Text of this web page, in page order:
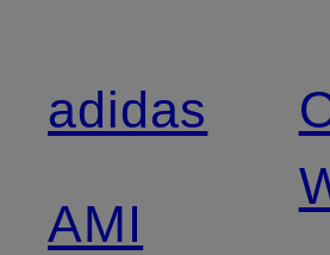
adidas
AMI